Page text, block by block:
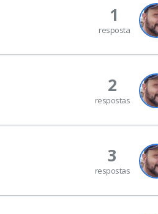
1
resposta
2
respostas
3
respostas